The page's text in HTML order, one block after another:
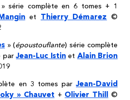
série complète en 6 tomes + 1
et Thierry Démarez ©
» (époustouflante) série complète
parJean-Luc Istinet Alain Brion
en 3 tomes parJean-David
» Chauvet + Olivier Thill
©